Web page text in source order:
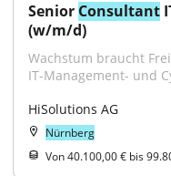
Senior Consultant
(w/m/d)
Wachstum braucht
IT-Management- und
HiSolutions AG
Nürnberg
Von 40.100,00 € bis